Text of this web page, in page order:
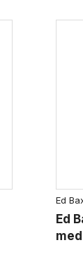
Ed
Ed